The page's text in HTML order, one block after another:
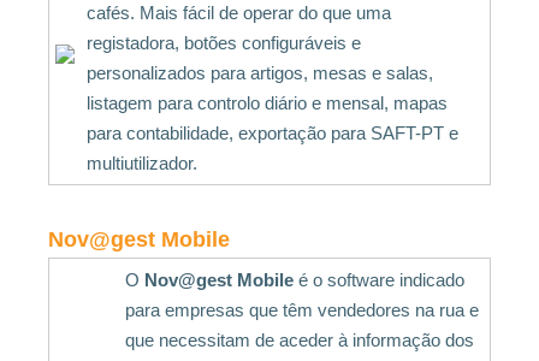
cafés. Mais fácil de operar do que uma
registadora, botões configuráveis e
personalizados para artigos, mesas e salas,
listagem para controlo diário e mensal, mapas
para contabilidade, exportação para SAFT-PT e
multiutilizador.
Nov@gest Mobile
O Nov@gest Mobile é o software indicado
para empresas que têm vendedores na rua e
que necessitam de aceder à informação dos